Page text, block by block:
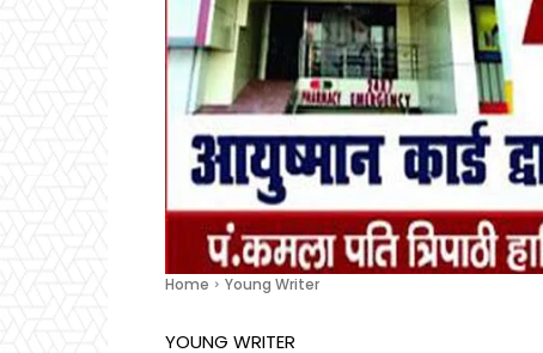
Home Young Writer
YOUNG WRITER